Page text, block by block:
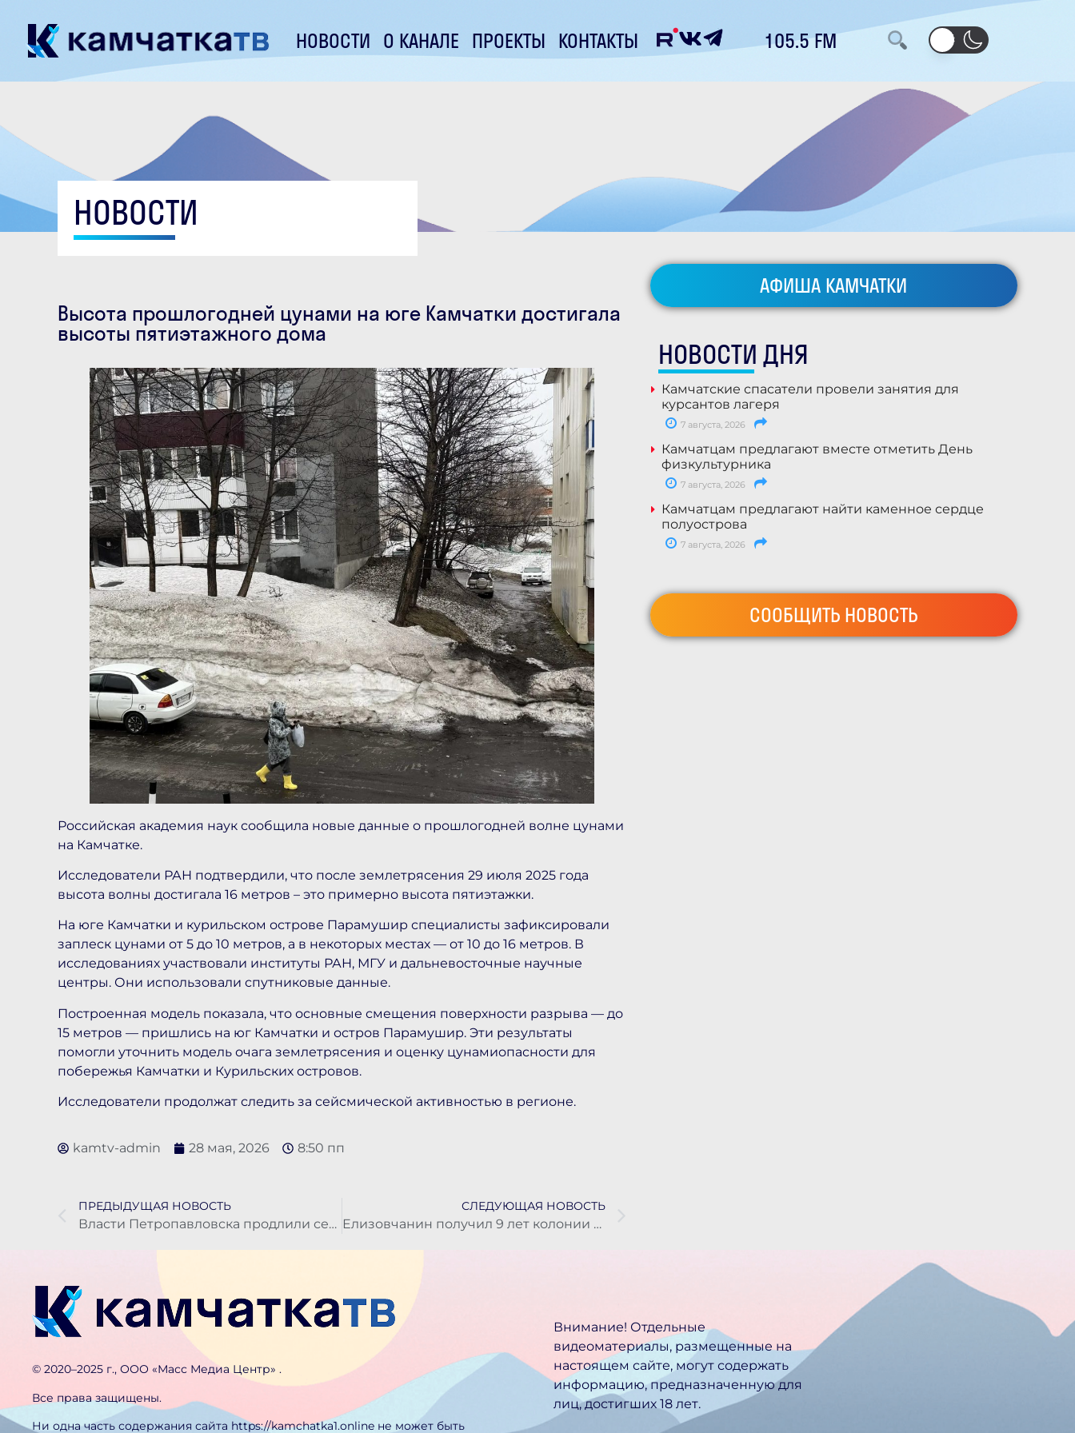
НОВОСТИ О КАНАЛЕ ПРОЕКТЫ КОНТАКТЫ 105.5 FM
НОВОСТИ
Высота прошлогодней цунами на юге Камчатки достигала
высоты пятиэтажного дома
Российская академия наук сообщила новые данные о прошлогодней волне цунами
на Камчатке.
Исследователи РАН подтвердили, что после землетрясения 29 июля 2025 года
высота волны достигала 16 метров – это примерно высота пятиэтажки.
На юге Камчатки и курильском острове Парамушир специалисты зафиксировали
заплеск цунами от 5 до 10 метров, а в некоторых местах — от 10 до 16 метров. В
исследованиях участвовали институты РАН, МГУ и дальневосточные научные
центры. Они использовали спутниковые данные.
Построенная модель показала, что основные смещения поверхности разрыва — до
15 метров — пришлись на юг Камчатки и остров Парамушир. Эти результаты
помогли уточнить модель очага землетрясения и оценку цунамиопасности для
побережья Камчатки и Курильских островов.
Исследователи продолжат следить за сейсмической активностью в регионе.
kamtv-admin 28 мая, 2026 8:50 пп
ПРЕДЫДУЩАЯ НОВОСТЬ
Власти Петропавловска продлили серию общегородских субботников до 15 июня
СЛЕДУЮЩАЯ НОВОСТЬ
Елизовчанин получил 9 лет колонии за попытку продать крупную партию мефедрона
АФИША КАМЧАТКИ
НОВОСТИ ДНЯ
Камчатские спасатели провели занятия для
курсантов лагеря
7 августа, 2026
Камчатцам предлагают вместе отметить День
физкультурника
7 августа, 2026
Камчатцам предлагают найти каменное сердце
полуострова
7 августа, 2026
СООБЩИТЬ НОВОСТЬ
©️ 2020–2025 г., ООО «Масс Медиа Центр» .
Все права защищены.
Ни одна часть содержания сайта https://kamchatka1.online не может быть
Внимание! Отдельные
видеоматериалы, размещенные на
настоящем сайте, могут содержать
информацию, предназначен­ную для
лиц, достигших 18 лет.